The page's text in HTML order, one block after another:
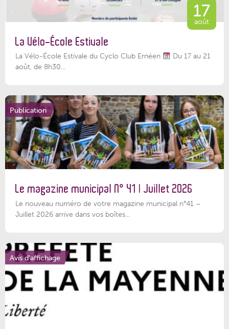
17
août
La Vélo-École Estivale
La Vélo-École Estivale du Cyclo Club Ernéen
Du 17 au 21
août, de 8h30...
Publication
Le magazine municipal N° 41 | Juillet 2026
Le nouveau numéro de votre magazine municipal n°41 –
Juillet 2026 arrive dans vos boîtes...
Avis d'affichage